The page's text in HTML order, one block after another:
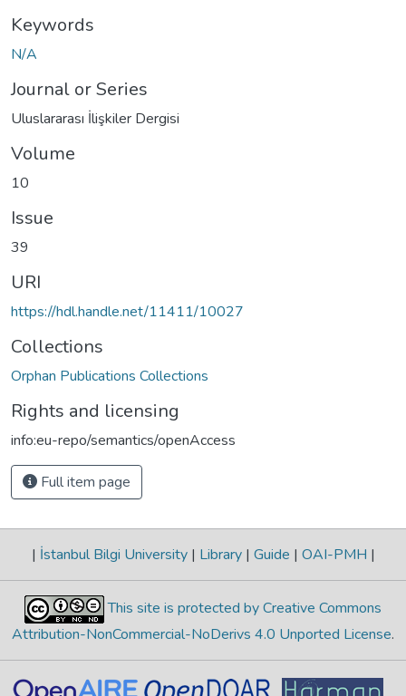
Keywords
N/A
Journal or Series
Uluslararası İlişkiler Dergisi
Volume
10
Issue
39
URI
https://hdl.handle.net/11411/10027
Collections
Orphan Publications Collections
Rights and licensing
info:eu-repo/semantics/openAccess
Full item page
| İstanbul Bilgi University | Library | Guide | OAI-PMH |
This site is protected by Creative Commons
Attribution-NonCommercial-NoDerivs 4.0 Unported License.